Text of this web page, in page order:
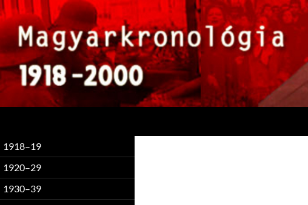
1918–19
1920–29
1930–39